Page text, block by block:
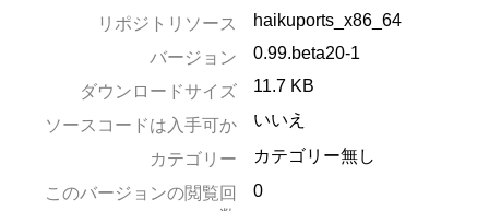
リポジトリソース
haikuports_x86_64
バージョン
0.99.beta20-1
ダウンロードサイズ 11.7 KB
ソースコードは入手可か いいえ
カテゴリー
カテゴリー無し
このバージョンの閲覧回
0